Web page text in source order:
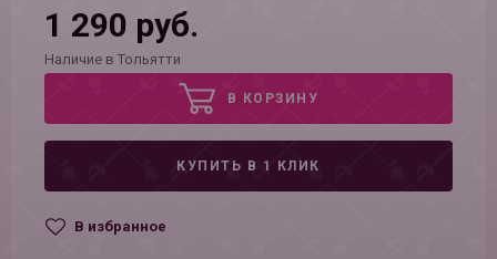
1 290 руб.
Наличие в Тольятти
В КОРЗИНУ
КУПИТЬ В 1 КЛИК
В избранное